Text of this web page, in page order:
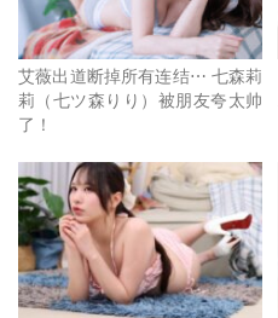
艾薇出道断掉所有连结⋯ 七森莉
莉（七ツ森りり）被朋友夸太帅
了！